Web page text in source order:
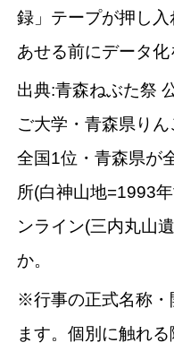
録」テープが押し
あせる前にデータ化
出典:青森ねぶた祭
ご大学・青森県り
全国1位・青森県が
所(白神山地=1993
ンライン(三内丸山
か。
※行事の正式名称・
ます。個別に触れる